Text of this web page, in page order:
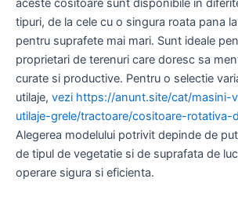
aceste cositoare sunt disponibile in
tipuri, de la cele cu o singura roata pana
pentru suprafete mai mari. Sunt ideale
proprietari de terenuri care doresc sa
curate si productive. Pentru o selectie
utilaje, vezi https://anunt.site/cat/masini-
utilaje-grele/tractoare/cositoare-rotativa-
Alegerea modelului potrivit depinde de
de tipul de vegetatie si de suprafata de
operare sigura si eficienta.